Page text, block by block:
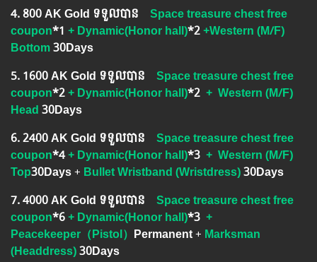
4.​ 800 AK Gold ទទួលបាន Space treasure chest free
coupon*1 + Dynamic(Honor hall)*2+Western (M/F)
Bottom30Days
5.​ 1600 AK Gold ទទួលបាន Space treasure chest free
coupon*2+ Dynamic(Honor hall)*2 + Western (M/F)
Head30Days
6. ​2400 AK Gold ទទួលបាន Space treasure chest free
coupon*4+ Dynamic(Honor hall)*3 + Western (M/F)
Top30Days​​ +​ Bullet Wristband (Wristdress)30Days
7. 4000 AK Gold ទទួលបាន Space treasure chest free
coupon*6+ Dynamic(Honor hall)*3 +
Peacekeeper（Pistol） Permanent​​+​ Marksman
(Headdress)30Days